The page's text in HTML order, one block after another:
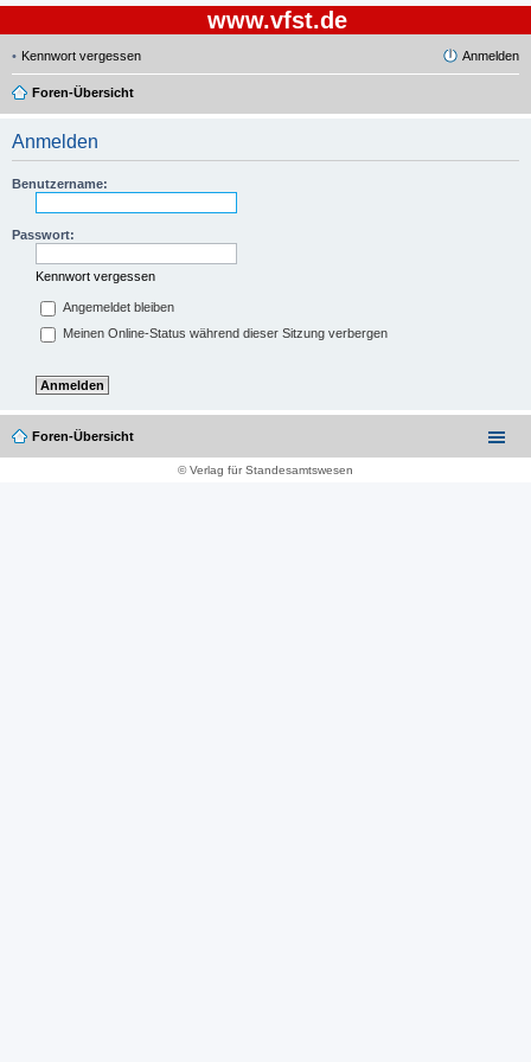
www.vfst.de
Kennwort vergessen Anmelden
Foren-Übersicht
Anmelden
Benutzername:
Passwort:
Kennwort vergessen
Angemeldet bleiben
Meinen Online-Status während dieser Sitzung verbergen
Foren-Übersicht
© Verlag für Standesamtswesen